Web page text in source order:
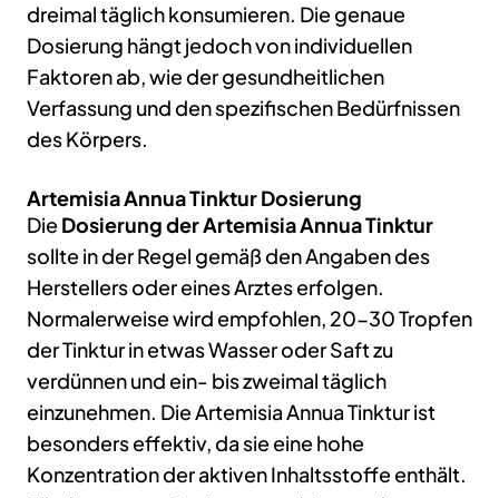
dreimal täglich konsumieren. Die genaue
Dosierung hängt jedoch von individuellen
Faktoren ab, wie der gesundheitlichen
Verfassung und den spezifischen Bedürfnissen
des Körpers.
Artemisia Annua Tinktur Dosierung
DieDosierung der Artemisia Annua Tinktur
sollte in der Regel gemäß den Angaben des
Herstellers oder eines Arztes erfolgen.
Normalerweise wird empfohlen, 20-30 Tropfen
der Tinktur in etwas Wasser oder Saft zu
verdünnen und ein- bis zweimal täglich
einzunehmen. Die Artemisia Annua Tinktur ist
besonders effektiv, da sie eine hohe
Konzentration der aktiven Inhaltsstoffe enthält.